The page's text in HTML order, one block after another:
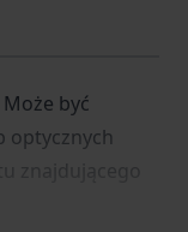
być
optycznych